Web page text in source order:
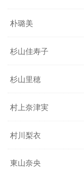
朴璐美
杉山佳寿子
杉山里穂
村上奈津実
村川梨衣
東山奈央